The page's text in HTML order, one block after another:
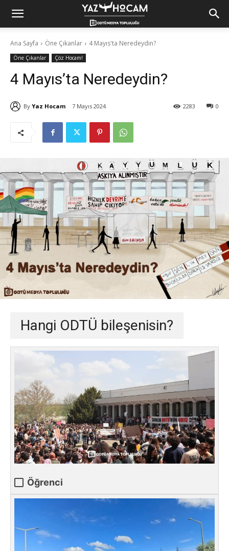
Yaz
Hocam!
Ana Sayfa Öne Çıkanlar 4 Mayıs'ta Neredeydin?
Öne Çıkanlar Çöz Hocam!
4 Mayıs’ta Neredeydin?
By Yaz Hocam 7 Mayıs 2024 0
2283
Hangi ODTÜ bileşenisin?
Öğrenci